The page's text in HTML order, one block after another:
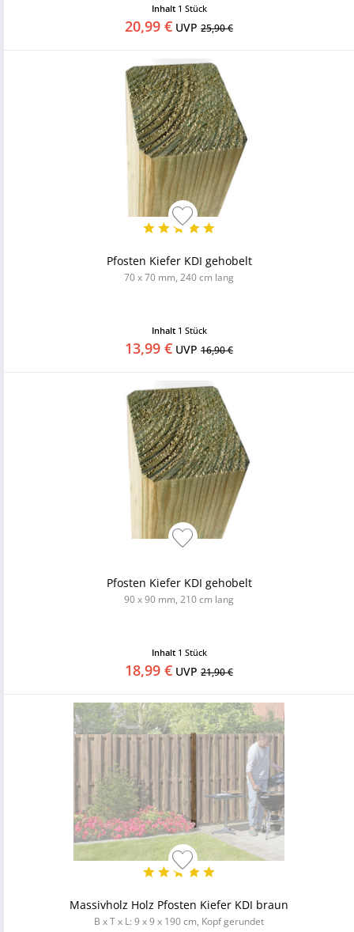
Inhalt 1 Stück
20,99 € UVP 25,90 €
Pfosten Kiefer KDI gehobelt
70 x 70 mm, 240 cm lang
Inhalt 1 Stück
13,99 € UVP 16,90 €
Pfosten Kiefer KDI gehobelt
90 x 90 mm, 210 cm lang
Inhalt 1 Stück
18,99 € UVP 21,90 €
Massivholz Holz Pfosten Kiefer KDI braun
B x T x L: 9 x 9 x 190 cm, Kopf gerundet